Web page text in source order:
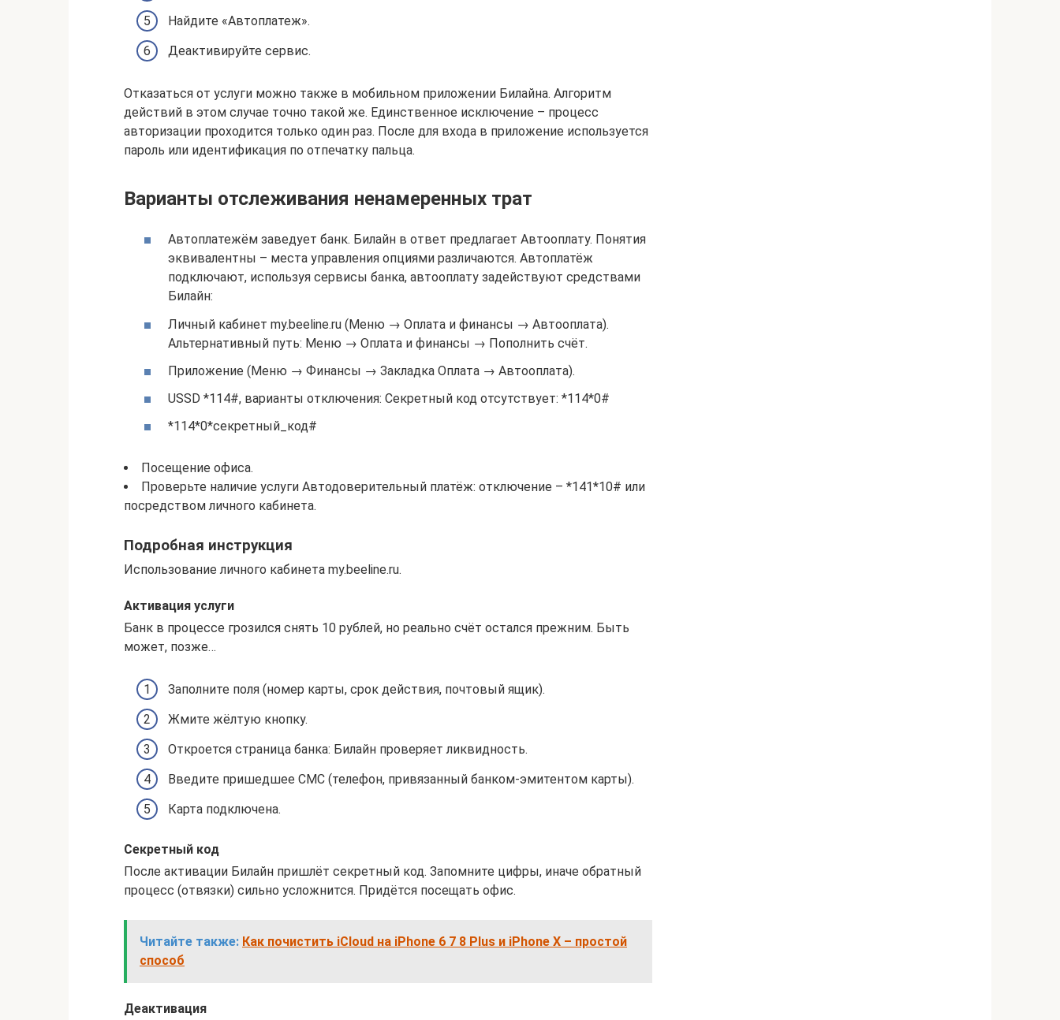
Найдите «Автоплатеж».
Деактивируйте сервис.
Отказаться от услуги можно также в мобильном приложении Билайна. Алгоритм
действий в этом случае точно такой же. Единственное исключение – процесс
авторизации проходится только один раз. После для входа в приложение используется
пароль или идентификация по отпечатку пальца.
Варианты отслеживания ненамеренных трат
Автоплатежём заведует банк. Билайн в ответ предлагает Автооплату. Понятия
эквивалентны – места управления опциями различаются. Автоплатёж
подключают, используя сервисы банка, автооплату задействуют средствами
Билайн:
Личный кабинет my.beeline.ru (Меню → Оплата и финансы → Автооплата).
Альтернативный путь: Меню → Оплата и финансы → Пополнить счёт.
Приложение (Меню → Финансы → Закладка Оплата → Автооплата).
USSD *114#, варианты отключения: Секретный код отсутствует: *114*0#
*114*0*секретный_код#
Посещение офиса.
Проверьте наличие услуги Автодоверительный платёж: отключение – *141*10# или
посредством личного кабинета.
Подробная инструкция
Использование личного кабинета my.beeline.ru.
Активация услуги
Банк в процессе грозился снять 10 рублей, но реально счёт остался прежним. Быть
может, позже…
Заполните поля (номер карты, срок действия, почтовый ящик).
Жмите жёлтую кнопку.
Откроется страница банка: Билайн проверяет ликвидность.
Введите пришедшее СМС (телефон, привязанный банком-эмитентом карты).
Карта подключена.
Секретный код
После активации Билайн пришлёт секретный код. Запомните цифры, иначе обратный
процесс (отвязки) сильно усложнится. Придётся посещать офис.
Читайте также: Как почистить iCloud на iPhone 6 7 8 Plus и iPhone X – простой
способ
Деактивация